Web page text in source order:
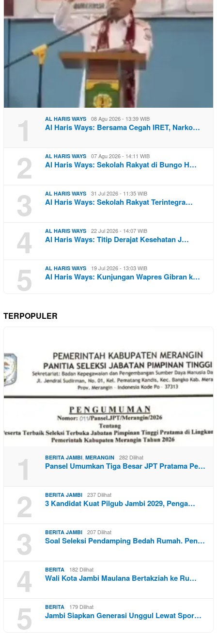
1 AL HARIS WAYS 08 Agu 2026 - 13:39 WIB
Al Haris Ways: Bersama Cegah IRET, Narko…
2 AL HARIS WAYS 07 Agu 2026 - 14:11 WIB
Al Haris Ways: Sekolah Rakyat di Bungo H…
3 AL HARIS WAYS 31 Jul 2026 - 11:35 WIB
Al Haris Ways: Sekolah Rakyat Terintegra…
4 AL HARIS WAYS 22 Jul 2026 - 14:07 WIB
Al Haris Ways: Titip Derajat Kesehatan J…
5 AL HARIS WAYS 19 Jul 2026 - 13:03 WIB
Al Haris Ways: Kunjungan Wapres Gibran k…
TERPOPULER
1 BERITA JAMBI, MERANGIN 282 Dilihat
Pansel Umumkan Tiga Besar JPT Pratama Pe…
2 BERITA JAMBI 237 Dilihat
3 Kandidat Kuat Pilgub Jambi 2029, Penga…
3 BERITA JAMBI 207 Dilihat
Soal Seleksi Pendamping Bedah Rumah. Pen…
4 BERITA 182 Dilihat
Wali Kota Jambi Maulana Bertakziah ke Ru…
5 BERITA 179 Dilihat
Jambi Siapkan Generasi Unggul Lewat Spor…